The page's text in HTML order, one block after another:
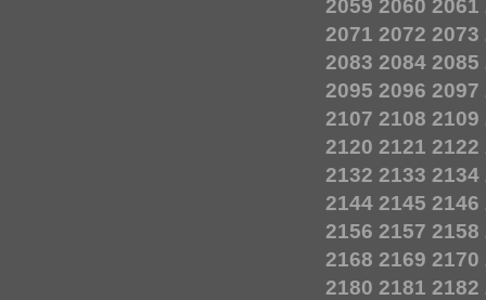
2059 2060 2061
2071 2072 2073
2083 2084 2085
2095 2096 2097
2107 2108 2109
2120 2121 2122
2132 2133 2134
2144 2145 2146
2156 2157 2158
2168 2169 2170
2180 2181 2182